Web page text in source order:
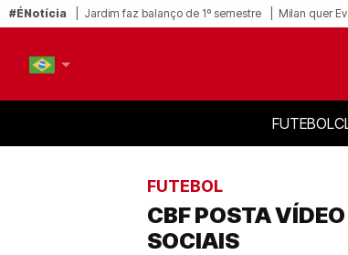
#ÉNotícia Jardim faz balanço de 1º semestre Milan quer
FUTEBOL
FUTEBOL
CBF POSTA
SOCIAIS